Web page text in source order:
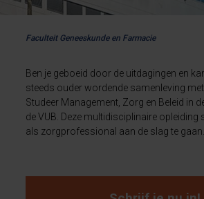
Faculteit Geneeskunde en Farmacie
Ben je geboeid door de uitdagingen en
steeds ouder wordende samenleving
Studeer Management, Zorg en Beleid in
de VUB. Deze multidisciplinaire
als zorgprofessional aan de slag te gaan.